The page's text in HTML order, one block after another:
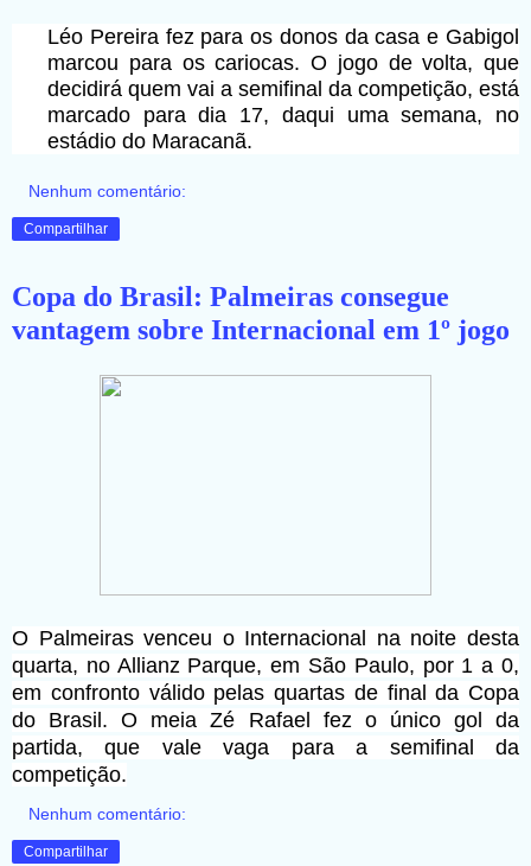
Léo Pereira fez para os donos da casa e Gabigol
marcou para os cariocas. O jogo de volta, que
decidirá quem vai a semifinal da competição, está
marcado para dia 17, daqui uma semana, no
estádio do Maracanã.
Nenhum comentário:
Compartilhar
Copa do Brasil: Palmeiras consegue
vantagem sobre Internacional em 1º jogo
O Palmeirasvenceu o Internacional
na noite desta
quarta, no Allianz Parque, em São Paulo, por 1 a 0,
em confronto válido pelas quartas de final da Copa
do Brasil. O meia Zé Rafael fez o único gol da
partida, que vale vaga para a semifinal da
competição.
Nenhum comentário:
Compartilhar